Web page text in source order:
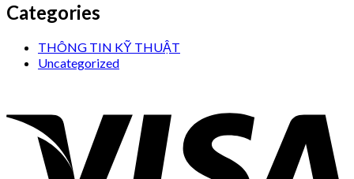
Categories
THÔNG TIN KỸ THUẬT
Uncategorized